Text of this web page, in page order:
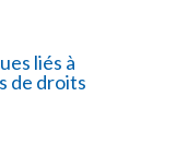
liés à
de droits